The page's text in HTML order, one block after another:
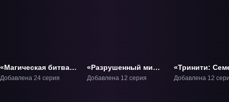
«Магическая битва»
ТВ-1
Добавлена 24 серия
«Разрушенный мир:
Проклятие святого
Добавлена 12 серия
«Тринити:
магов» ТВ-1
Добавлена 12